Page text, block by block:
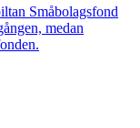
Småbolagsfond
medan